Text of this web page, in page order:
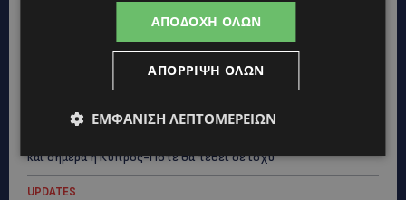
UPDATES
και σήμερα η Κύπρος-Πότε θα τεθεί σε ισχύ
UPDATES
ΑΠΟΔΟΧΉ ΌΛΩΝ
ΑΠΌΡΡΙΨΗ ΌΛΩΝ
ΕΜΦΆΝΙΣΗ ΛΕΠΤΟΜΕΡΕΙΏΝ